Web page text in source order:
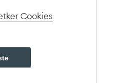
Cookies